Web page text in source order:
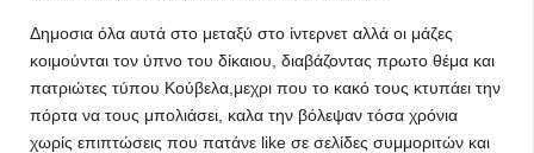
Δημοσια όλα αυτά στο μεταξύ στο ίντερνετ αλλά οι μάζες
κοιμούνται τον ύπνο του δίκαιου, διαβάζοντας πρωτο θέμα και
πατριώτες τύπου Κούβελα,μεχρι που το κακό τους κτυπάει την
πόρτα να τους μπολιάσει, καλα την βόλεψαν τόσα χρόνια
χωρίς επιπτώσεις που πατάνε like σε σελίδες συμμοριτών και